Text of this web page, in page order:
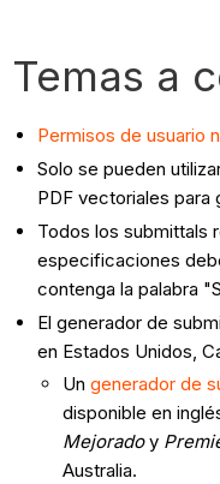
Temas a
Permisos de usuario
Solo se pueden
PDF vectoriales para
Todos los submittals
especificaciones
contenga la palabra
El generador de
en Estados Unidos,
Ungenerador de
disponible en
Mejoradoy
Australia.